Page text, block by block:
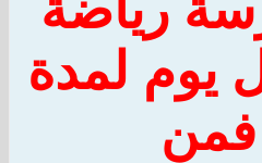
يوم لمدة
فمن